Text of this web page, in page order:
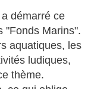
démarré ce
"Fonds Marins".
aquatiques, les
ludiques,
thème.